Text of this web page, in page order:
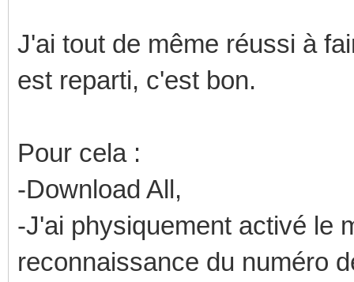
J'ai tout de même réussi à
est reparti, c'est bon.
Pour cela :
-Download All,
-J'ai physiquement activé le
reconnaissance du numéro